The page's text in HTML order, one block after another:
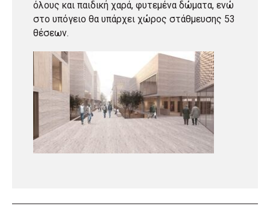
όλους και παιδική χαρά, φυτεμένα δώματα, ενώ
στο υπόγειο θα υπάρχει χώρος στάθμευσης 53
θέσεων.